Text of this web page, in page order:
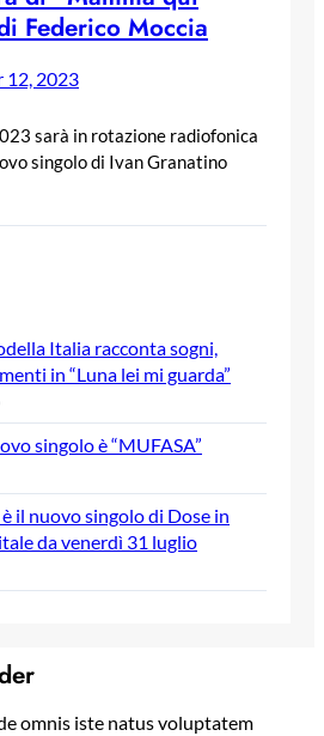
Federico Moccia
12, 2023
sarà in rotazione radiofonica
singolo di Ivan Granatino
Italia racconta sogni,
in “Luna lei mi guarda”
singolo è “MUFASA”
è il nuovo singolo di Dose in
da venerdì 31 luglio
omnis iste natus voluptatem